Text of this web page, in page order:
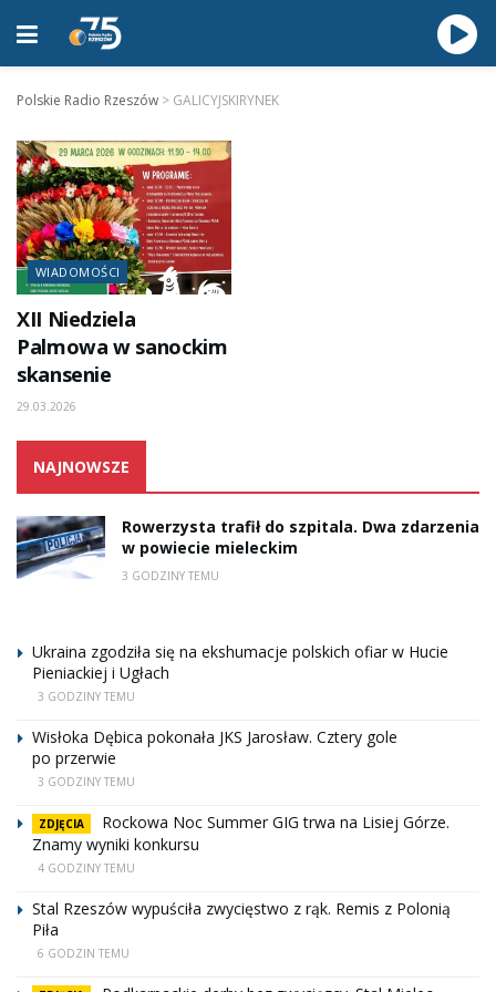
Polskie Radio Rzeszów > GALICYJSKIRYNEK
WIADOMOŚCI
XII Niedziela
Palmowa w sanockim
skansenie
29.03.2026
NAJNOWSZE
Rowerzysta trafił do szpitala. Dwa zdarzenia
w powiecie mieleckim
3 GODZINY TEMU
Ukraina zgodziła się na ekshumacje polskich ofiar w Hucie
Pieniackiej i Ugłach
3 GODZINY TEMU
Wisłoka Dębica pokonała JKS Jarosław. Cztery gole
po przerwie
3 GODZINY TEMU
ZDJĘCIA
Rockowa Noc Summer GIG trwa na Lisiej Górze.
Znamy wyniki konkursu
4 GODZINY TEMU
Stal Rzeszów wypuściła zwycięstwo z rąk. Remis z Polonią
Piła
6 GODZIN TEMU